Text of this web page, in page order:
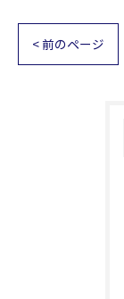
< 前のページ